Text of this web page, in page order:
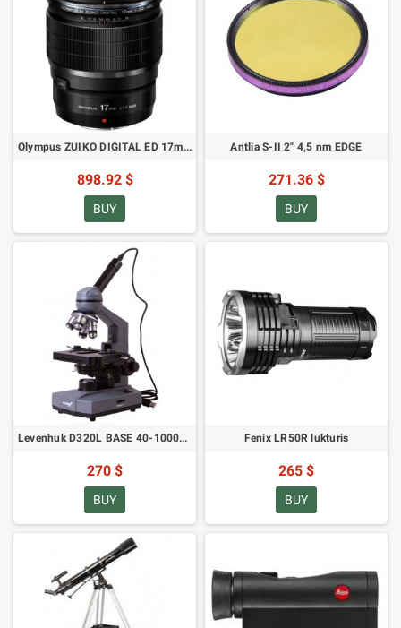
Olympus ZUIKO DIGITAL ED 17mm Pro - Objektīvs Micro 4:3
898.92 $
BUY
Antlia S-II 2" 4,5 nm EDGE
271.36 $
BUY
Levenhuk D320L BASE 40-1000x ar 3 Mpix kameru (SKU: 73812)
270 $
BUY
Fenix LR50R lukturis
265 $
BUY